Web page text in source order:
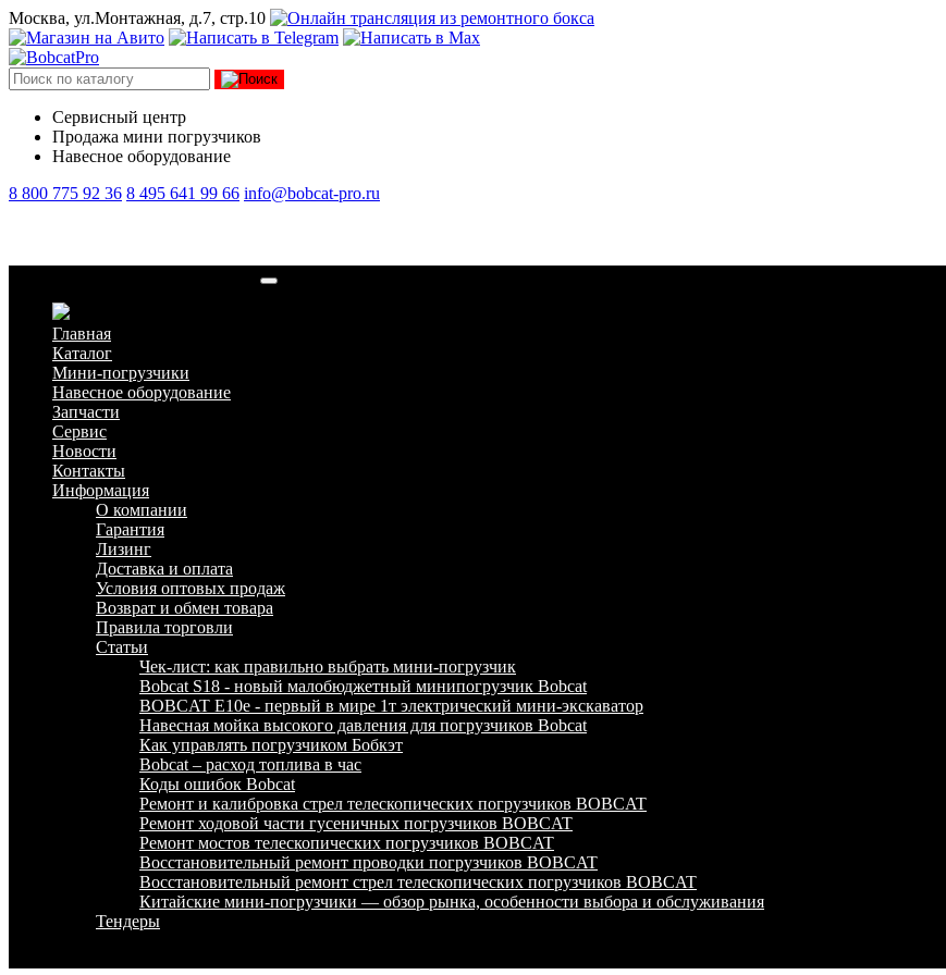
Москва, ул.Монтажная, д.7, стр.10
Сервисный центр
Продажа мини погрузчиков
Навесное оборудование
8 800 775 92 36 8 495 641 99 66 info@bobcat-pro.ru
Главная
Каталог
Мини-погрузчики
Навесное оборудование
Запчасти
Сервис
Новости
Контакты
Информация
О компании
Гарантия
Лизинг
Доставка и оплата
Условия оптовых продаж
Возврат и обмен товара
Правила торговли
Статьи
Чек-лист: как правильно выбрать мини-погрузчик
Bobcat S18 - новый малобюджетный минипогрузчик Bobcat
BOBCAT E10e - первый в мире 1т электрический мини-экскаватор
Навесная мойка высокого давления для погрузчиков Bobcat
Как управлять погрузчиком Бобкэт
Bobcat – расход топлива в час
Коды ошибок Bobcat
Ремонт и калибровка стрел телескопических погрузчиков BOBCAT
Ремонт ходовой части гусеничных погрузчиков BOBCAT
Ремонт мостов телескопических погрузчиков BOBCAT
Восстановительный ремонт проводки погрузчиков BOBCAT
Восстановительный ремонт стрел телескопических погрузчиков BOBCAT
Китайские мини-погрузчики — обзор рынка, особенности выбора и обслуживания
Тендеры